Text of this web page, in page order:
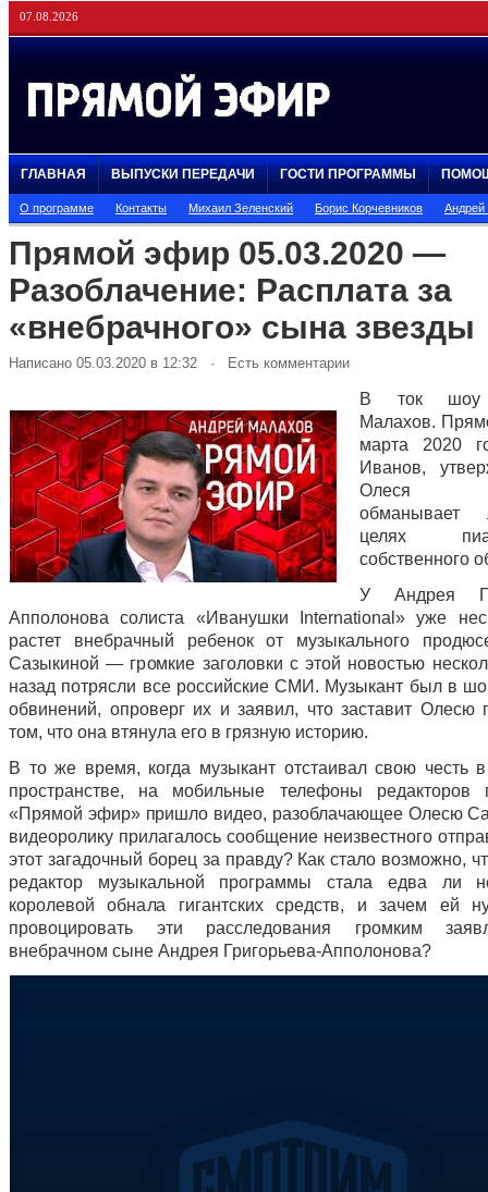
07.08.2026
ГЛАВНАЯ ВЫПУСКИ ПЕРЕДАЧИ ГОСТИ ПРОГРАММЫ
О программе Контакты Михаил Зеленский Борис Корчевников
Прямой эфир 05.03.2020 —
Разоблачение: Расплата за
«внебрачного» сына звезды
Написано 05.03.2020 в 12:32 · Есть комментарии
В ток шоу
Малахов.
марта 2020
Иванов,
Олеся
целях
собственного
У Андрея
Апполонова солиста «Иванушки International» уже
растет внебрачный ребенок от музыкального
Сазыкиной — громкие заголовки с этой новостью
назад потрясли все российские СМИ. Музыкант был в
обвинений, опроверг их и заявил, что заставит Олесю
том, что она втянула его в грязную историю.
В то же время, когда музыкант отстаивал свою честь
пространстве, на мобильные телефоны редакторов
«Прямой эфир» пришло видео, разоблачающее Олесю
видеоролику прилагалось сообщение неизвестного
этот загадочный борец за правду? Как стало возможно,
редактор музыкальной программы стала едва ли
королевой обнала гигантских средств, и зачем ей
провоцировать эти расследования громким
внебрачном сыне Андрея Григорьева-Апполонова?